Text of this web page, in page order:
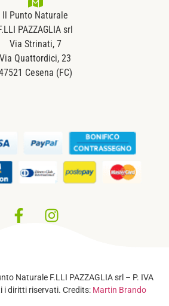
Il Punto Naturale
PAZZAGLIA srl
Via Strinati, 7
Via Quattordici, 23
Cesena (FC)
Naturale F.LLI PAZZAGLIA srl – P. IVA
i diritti riservati. Credits: Martin Brando